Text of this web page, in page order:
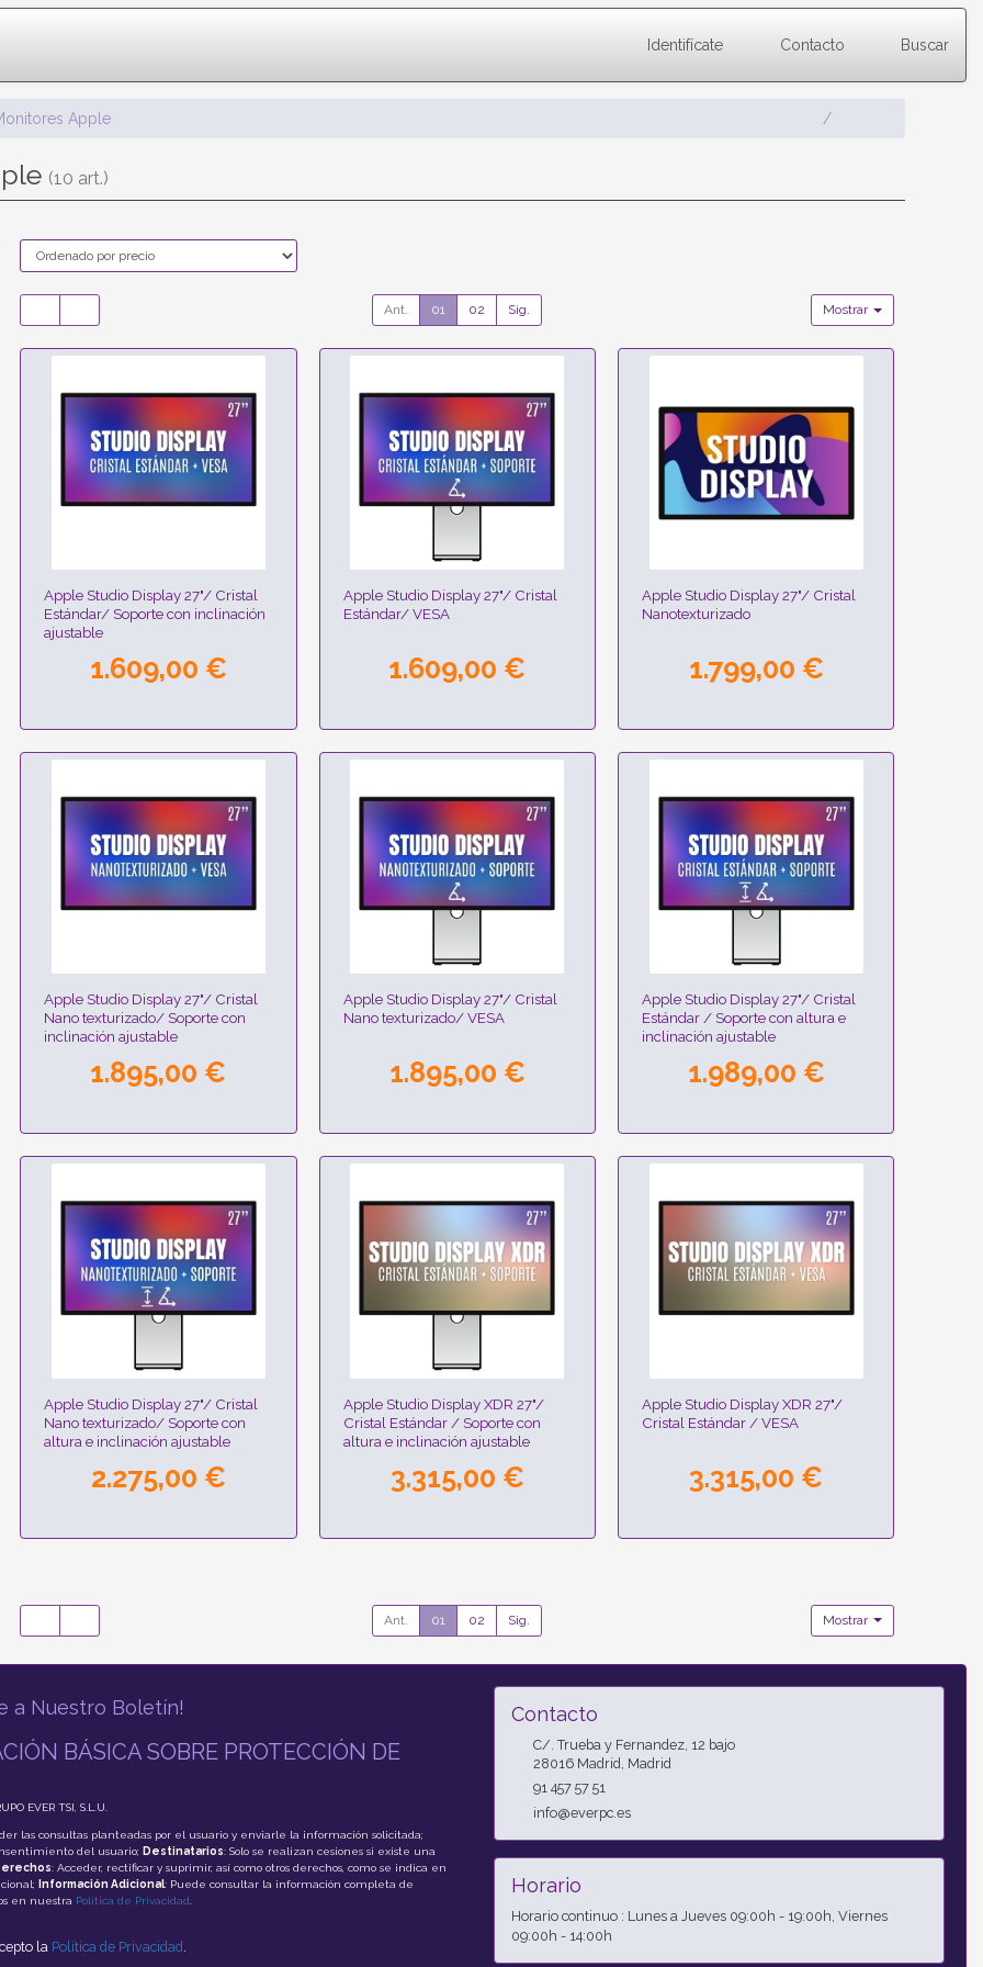
Identifícate Contacto Buscar
Apple
(10 art.)
Ant. 01 02 Sig. Mostrar
Apple Studio Display 27"/ Cristal
Estándar/ Soporte con inclinación
ajustable
1.609,00 €
Apple Studio Display 27"/ Cristal
Estándar/ VESA
1.609,00 €
Apple Studio Display 27"/ Cristal
Nanotexturizado
1.799,00 €
Apple Studio Display 27"/ Cristal
Nano texturizado/ Soporte con
inclinación ajustable
1.895,00 €
Apple Studio Display 27"/ Cristal
Nano texturizado/ VESA
1.895,00 €
Apple Studio Display 27"/ Cristal
Estándar / Soporte con altura e
inclinación ajustable
1.989,00 €
Apple Studio Display 27"/ Cristal
Nano texturizado/ Soporte con
altura e inclinación ajustable
2.275,00 €
Apple Studio Display XDR 27"/
Cristal Estándar / Soporte con
altura e inclinación ajustable
3.315,00 €
Apple Studio Display XDR 27"/
Cristal Estándar / VESA
3.315,00 €
Ant. 01 02 Sig. Mostrar
a Nuestro Boletín!
BÁSICA SOBRE PROTECCIÓN DE
EVER TSI, S.L.U.
las consultas planteadas por el usuario y enviarle la información solicitada;
del usuario; Destinatarios: Solo se realizan cesiones si existe una
: Acceder, rectificar y suprimir, así como otros derechos, como se indica en
Información Adicional: Puede consultar la información completa de
en nuestra Política de Privacidad
la Política de Privacidad
Contacto
C/. Trueba y Fernandez, 12 bajo
28016 Madrid Madrid
91 457 57 51
info@everpc.es
Horario
Horario continuo : Lunes a Jueves 09:00h - 19:00h, Viernes
09:00h - 14:00h